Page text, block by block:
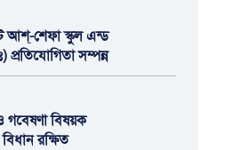
আশ্-শেফা স্কুল এন্ড
সম্পন্ন
গবেষণা বিষয়ক
রক্ষিত